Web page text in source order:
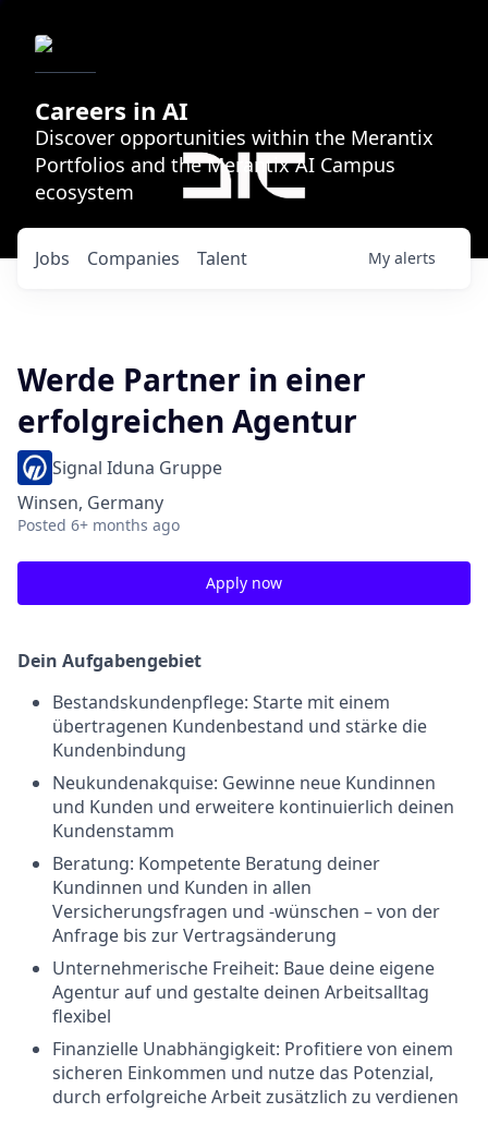
Careers in AI
Discover opportunities within the Merantix
Portfolios and the Merantix AI Campus
ecosystem
Jobs Companies Talent My alerts
Werde Partner in einer
erfolgreichen Agentur
Signal Iduna Gruppe
Winsen, Germany
Posted 6+ months ago
Apply now
Dein Aufgabengebiet
Bestandskundenpflege: Starte mit einem
übertragenen Kundenbestand und stärke die
Kundenbindung
Neukundenakquise: Gewinne neue Kundinnen
und Kunden und erweitere kontinuierlich deinen
Kundenstamm
Beratung: Kompetente Beratung deiner
Kundinnen und Kunden in allen
Versicherungsfragen und -wünschen – von der
Anfrage bis zur Vertragsänderung
Unternehmerische Freiheit: Baue deine eigene
Agentur auf und gestalte deinen Arbeitsalltag
flexibel
Finanzielle Unabhängigkeit: Profitiere von einem
sicheren Einkommen und nutze das Potenzial,
durch erfolgreiche Arbeit zusätzlich zu verdienen